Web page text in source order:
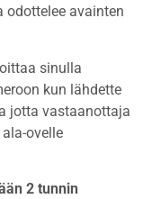
odottelee avainten
sinulla
kun lähdette
jotta vastaanottaja
ovelle
2 tunnin